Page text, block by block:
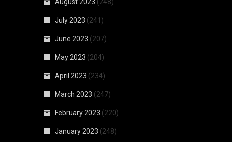
August 2023 (248)
July 2023 (241)
June 2023 (207)
May 2023 (204)
April 2023 (234)
March 2023 (247)
February 2023 (220)
January 2023 (248)